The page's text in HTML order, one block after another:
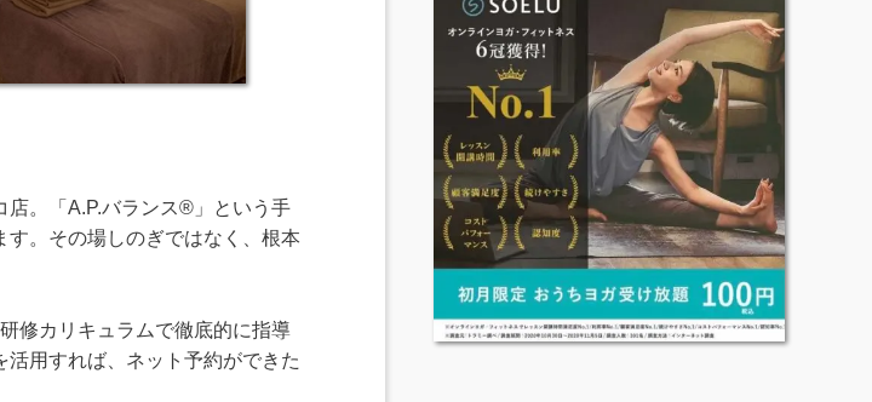
店。「A.P.バランス®」という手
。その場しのぎではなく、根本
修カリキュラムで徹底的に指導
用すれば、ネット予約ができた